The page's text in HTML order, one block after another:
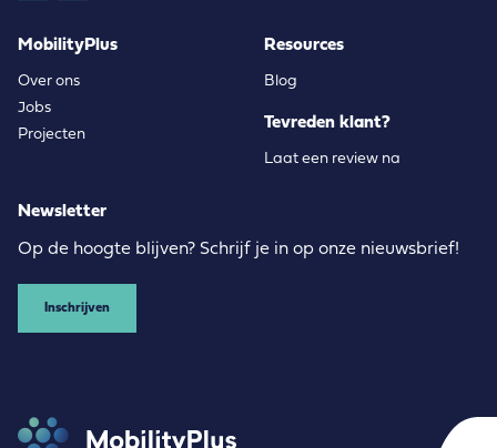
MobilityPlus
Over ons
Jobs
Projecten
Resources
Blog
Tevreden klant?
Laat een review na
Newsletter
Op de hoogte blijven? Schrijf je in op onze nieuwsbrief!
Inschrijven